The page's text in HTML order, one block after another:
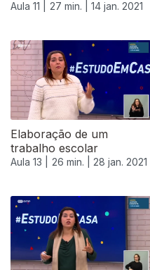
Aula 11 | 27 min. | 14 jan. 2021
Elaboração de um
trabalho escolar
Aula 13 | 26 min. | 28 jan. 2021